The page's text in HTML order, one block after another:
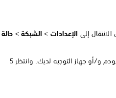
الإعدادات > الشبكة > حالة
حاول إعادة ضبط اتصال Wi-Fi لديك عبر إيقاف تشغيل المودم و/أو جهاز التوجيه لديك. وانتظر 5